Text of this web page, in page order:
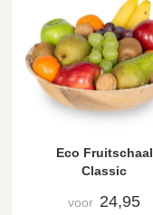
Eco Fruitschaal
Classic
voor 24,95